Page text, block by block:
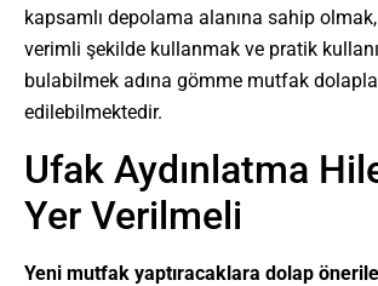
kapsamlı depolama alanına sahip
verimli şekilde kullanmak ve pratik
bulabilmek adına gömme mutfak
edilebilmektedir.
Ufak Aydınlatma
Yer Verilmeli
Yeni mutfak yaptıracaklara dolap